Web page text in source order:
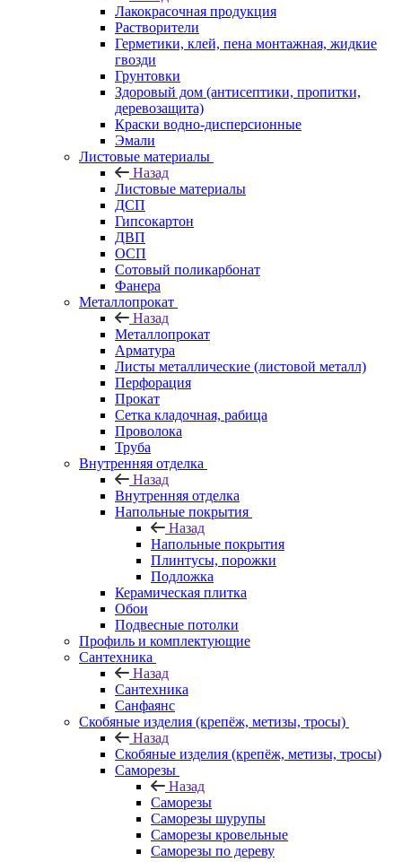
Лакокрасочная продукция
Растворители
Герметики, клей, пена монтажная, жидкие
гвозди
Грунтовки
Здоровый дом (антисептики, пропитки,
деревозащита)
Краски водно-дисперсионные
Эмали
Листовые материалы
Назад
Листовые материалы
ДСП
Гипсокартон
ДВП
ОСП
Сотовый поликарбонат
Фанера
Металлопрокат
Назад
Металлопрокат
Арматура
Листы металлические (листовой металл)
Перфорация
Прокат
Сетка кладочная, рабица
Проволока
Труба
Внутренняя отделка
Назад
Внутренняя отделка
Напольные покрытия
Назад
Напольные покрытия
Плинтусы, порожки
Подложка
Керамическая плитка
Обои
Подвесные потолки
Профиль и комплектующие
Сантехника
Назад
Сантехника
Санфаянс
Скобяные изделия (крепёж, метизы, тросы)
Назад
Скобяные изделия (крепёж, метизы, тросы)
Саморезы
Назад
Саморезы
Саморезы шурупы
Саморезы кровельные
Саморезы по дереву